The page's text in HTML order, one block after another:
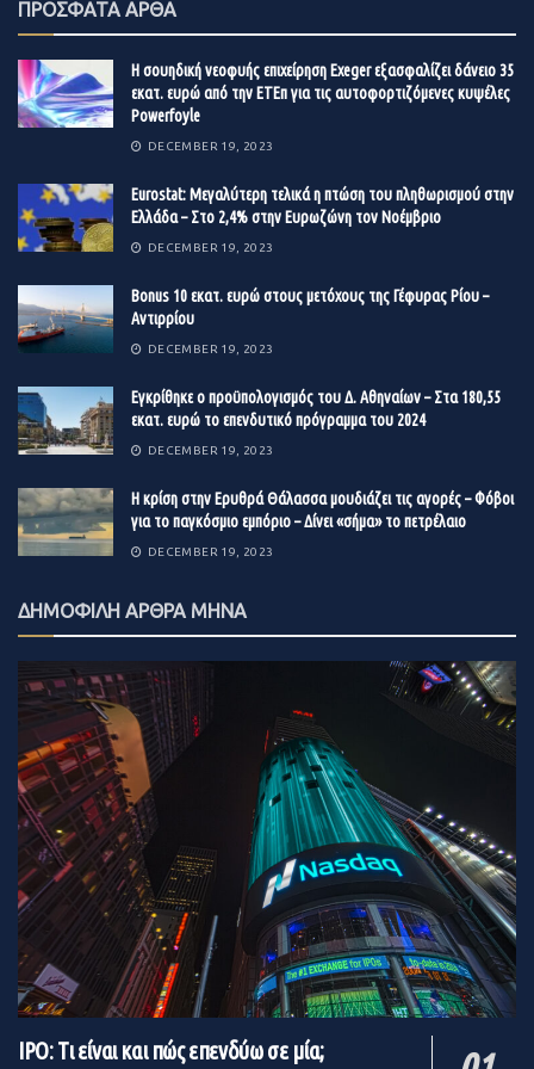
την αναβάθμιση των παρεχόμενων υπηρεσιών και την
προώθηση της πρωτοπορίας, εξοπλίζει και επεκτείνει το
δίκτυό της με νέες Οπτικές FTTH. Η εταιρεία στοχεύει,
ύψους3,5 εκατ. ευρώ,να φτάσει τις ένα εκατομμύριο
παροχέςfiber
μέχρι το τέλος του 2022 καθώς και να
εταιρικούς πελάτες– που δεν μπορούν ακόμα να
αξιοποιήσουν τηνFiber
χωρίς μεταβολή στις χρεώσεις για επιπλέον στήριξη των
επιχειρήσεων- ενώ παράλληλα παρέχει μια ευρεία γκάμα
Business,όπως υπηρεσίες IoT λύσεις, Cloud τηλεφωνικά
κέντρα και υπηρεσίες marketing.
ΠΡΟΣΦΑΤΑ ΑΡΘΑ
Η σουηδική νεοφυής επιχείρηση Exeger εξασφαλίζει δάνειο 35
εκατ. ευρώ από την ΕΤΕπ για τις αυτοφορτιζόμενες κυψέλες
Powerfoyle
DECEMBER 19, 2023
Eurostat: Μεγαλύτερη τελικά η πτώση του πληθωρισμού στην
Ελλάδα – Στο 2,4% στην Ευρωζώνη τον Νοέμβριο
DECEMBER 19, 2023
Βonus 10 εκατ. ευρώ στους μετόχους της Γέφυρας Ρίου –
Αντιρρίου
DECEMBER 19, 2023
Εγκρίθηκε ο προϋπολογισμός του Δ. Αθηναίων – Στα 180,55
εκατ. ευρώ το επενδυτικό πρόγραμμα του 2024
DECEMBER 19, 2023
Η κρίση στην Ερυθρά Θάλασσα μουδιάζει τις αγορές – Φόβοι
για το παγκόσμιο εμπόριο – Δίνει «σήμα» το πετρέλαιο
DECEMBER 19, 2023
ΔΗΜΟΦΙΛΗ ΑΡΘΡΑ ΜΗΝΑ
IPO: Τι είναι και πώς επενδύω σε μία;